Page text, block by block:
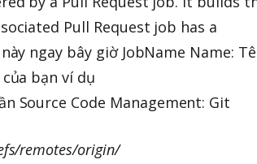
Pull Request job has a
ngay bây giờ JobName Name:
bạn ví dụ
Source Code Management: Git
remotes/origin/